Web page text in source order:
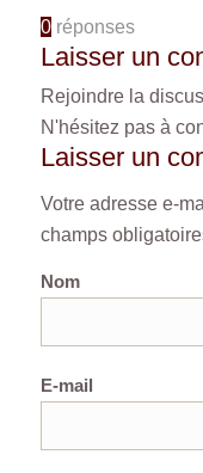
0 réponses
Laisser un
Rejoindre la
N'hésitez pas à
Laisser un
Votre adresse e-
champs
Nom
E-mail